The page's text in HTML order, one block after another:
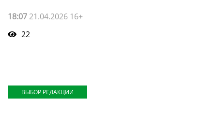
18:07 21.04.2026 16+
22
ВЫБОР РЕДАКЦИИ